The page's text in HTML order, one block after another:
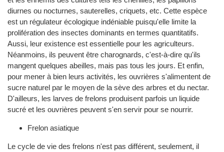
diurnes ou nocturnes, sauterelles, criquets, etc. Cette espèce
est un régulateur écologique indéniable puisqu'elle limite la
prolifération des insectes dominants en termes quantitatifs.
Aussi, leur existence est essentielle pour les agriculteurs.
Néanmoins, ils peuvent être charognards, c'est-à-dire qu'ils
mangent quelques abeilles, mais pas tous les jours. Et enfin,
pour mener à bien leurs activités, les ouvrières s'alimentent de
sucre naturel par le moyen de la sève des arbres et du nectar.
D'ailleurs, les larves de frelons produisent parfois un liquide
sucré et les ouvrières peuvent s'en servir pour se nourrir.
Frelon asiatique
Le cycle de vie des frelons n'est pas différent, seulement, il